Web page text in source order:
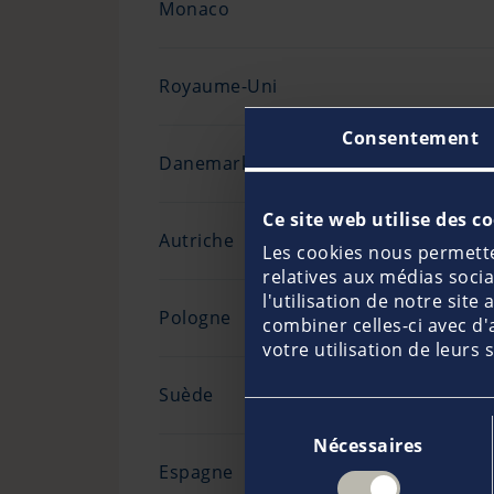
Consentement
Ce site web utilise des
Les cookies nous
relatives aux médias
l'utilisation de notre site
combiner celles-ci avec
votre utilisation de leurs
consentement
Nécessaires
Monaco
Royaume-Uni
Danemark
Autriche
Pologne
Suède
Espagne